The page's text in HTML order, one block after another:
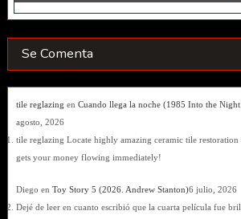
Se Comenta
tile reglazing en Cuando llega la noche (1985 Into the
agosto, 2026
tile reglazing Locate highly amazing ceramic tile restoration
gets your money flowing immediately!
Diego en Toy Story 5 (2026. Andrew Stanton)6 julio, 2026
Dejé de leer en cuanto escribió que la cuarta película fue